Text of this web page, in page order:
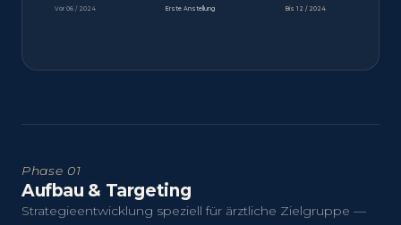
Vor 06 / 2024 Erste Anstellung Bis 12 / 2024
Phase 01
Aufbau & Targeting
Strategieentwicklung speziell für ärztliche Zielgruppe —